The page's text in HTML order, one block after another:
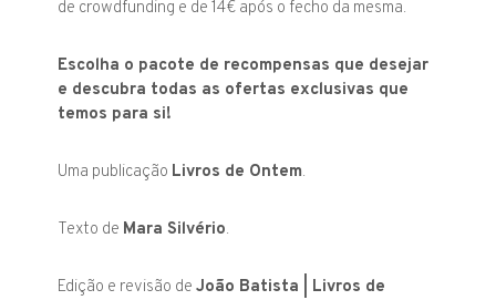
de crowdfunding e de 14€ após o fecho da mesma.
Escolha o pacote de recompensas que desejar
e descubra todas as ofertas exclusivas que
temos para si!
Uma publicação Livros de Ontem.
Texto de Mara Silvério.
Edição e revisão deJoão Batista | Livros de